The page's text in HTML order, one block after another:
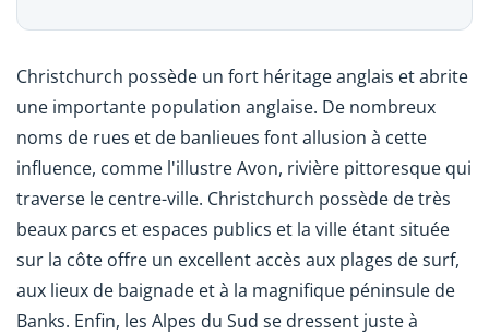
Christchurch possède un fort héritage anglais et abrite
une importante population anglaise. De nombreux
noms de rues et de banlieues font allusion à cette
influence, comme l'illustre Avon, rivière pittoresque qui
traverse le centre-ville. Christchurch possède de très
beaux parcs et espaces publics et la ville étant située
sur la côte offre un excellent accès aux plages de surf,
aux lieux de baignade et à la magnifique péninsule de
Banks. Enfin, les Alpes du Sud se dressent juste à